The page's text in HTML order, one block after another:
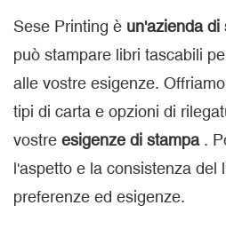
Sese Printing è un'azienda di
può stampare libri tascabili
alle vostre esigenze.
tipi di carta e opzioni di
vostre esigenze di stampa.
l'aspetto e la consistenza del
preferenze ed esigenze.